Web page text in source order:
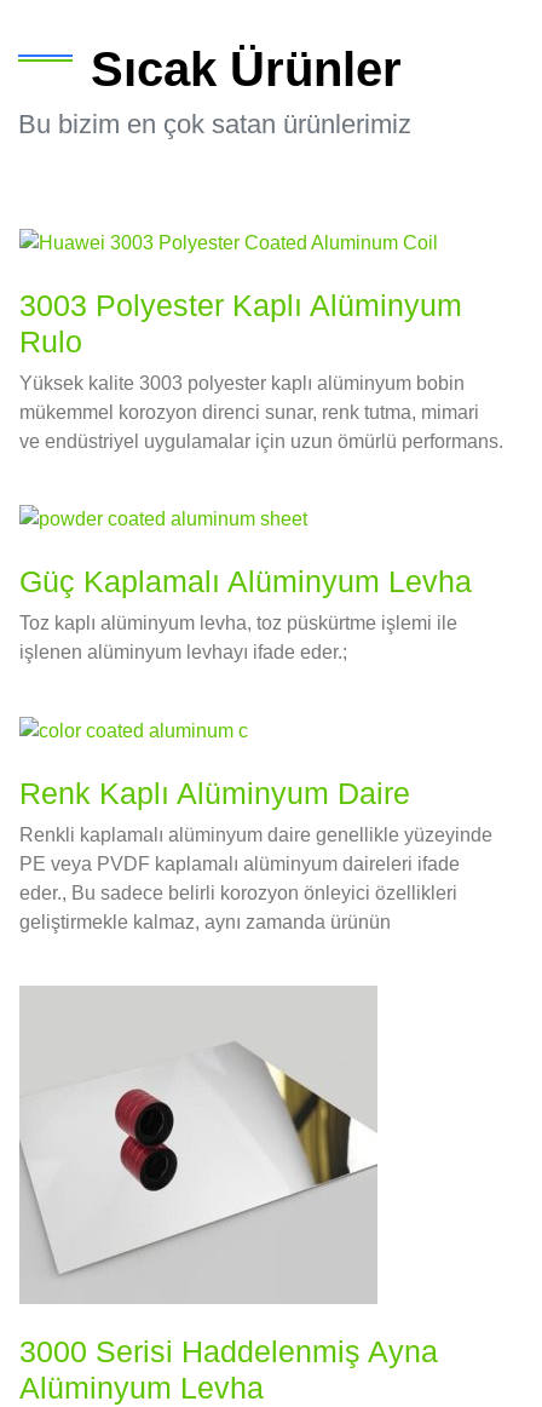
Sıcak Ürünler
Bu bizim en çok satan ürünlerimiz
3003 Polyester Kaplı Alüminyum
Rulo
Yüksek kalite 3003 polyester kaplı alüminyum bobin
mükemmel korozyon direnci sunar, renk tutma, mimari
ve endüstriyel uygulamalar için uzun ömürlü performans.
Güç Kaplamalı Alüminyum Levha
Toz kaplı alüminyum levha, toz püskürtme işlemi ile
işlenen alüminyum levhayı ifade eder.;
Renk Kaplı Alüminyum Daire
Renkli kaplamalı alüminyum daire genellikle yüzeyinde
PE veya PVDF kaplamalı alüminyum daireleri ifade
eder., Bu sadece belirli korozyon önleyici özellikleri
geliştirmekle kalmaz, aynı zamanda ürünün
3000 Serisi Haddelenmiş Ayna
Alüminyum Levha